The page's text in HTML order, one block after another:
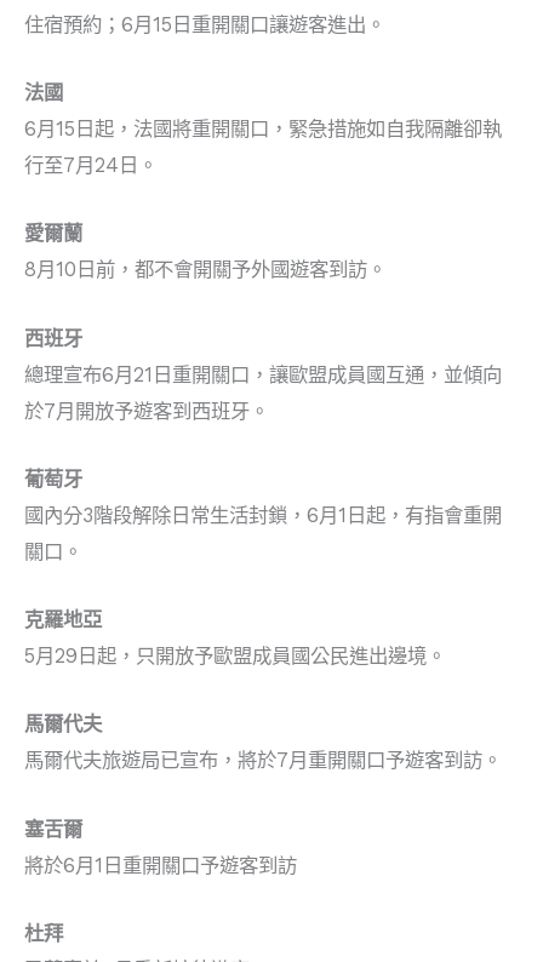
住宿預約；6月15日重開關口讓遊客進出。
法國
6月15日起，法國將重開關口，緊急措施如自我隔離卻執
行至7月24日。
愛爾蘭
8月10日前，都不會開關予外國遊客到訪。
西班牙
總理宣布6月21日重開關口，讓歐盟成員國互通，並傾向
於7月開放予遊客到西班牙。
葡萄牙
國內分3階段解除日常生活封鎖，6月1日起，有指會重開
關口。
克羅地亞
5月29日起，只開放予歐盟成員國公民進出邊境。
馬爾代夫
馬爾代夫旅遊局已宣布，將於7月重開關口予遊客到訪。
塞舌爾
將於6月1日重開關口予遊客到訪
杜拜